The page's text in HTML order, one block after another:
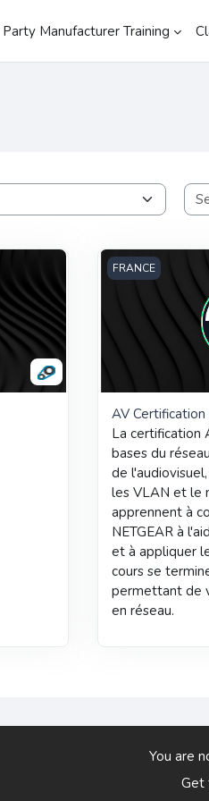
Manufacturer Training
AV Certification
FRANCE
AV
La certification
bases du
de
les VLAN et le
apprennent à
NETGEAR à
et à appliquer
cours se
permettant de
en réseau.
You are
Get